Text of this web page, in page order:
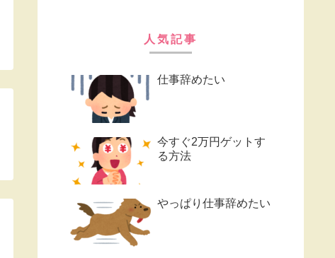
人気記事
仕事辞めたい
今すぐ2万円ゲットす
る方法
やっぱり仕事辞めたい